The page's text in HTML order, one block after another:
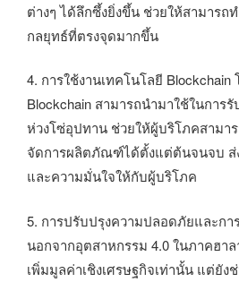
ต่างๆ ได้ลึกซึ้งยิ่งขึ้น ช่วยให้สามารถ
กลยุทธ์ที่ตรงจุดมากขึ้น
4. การใช้งานเทคโนโลยี Blockchain
Blockchain สามารถนำมาใช้ในการ
ห่วงโซ่อุปทาน ช่วยให้ผู้บริโภคสามา
จัดการผลิตภัณฑ์ได้ตั้งแต่ต้นจนจบ ส่ง
และความมั่นใจให้กับผู้บริโภค
5. การปรับปรุงความปลอดภัยและก
นอกจากอุตสาหกรรม 4.0 ในภาคฮา
เพิ่มมูลค่าเชิงเศรษฐกิจเท่านั้น แต่ยัง